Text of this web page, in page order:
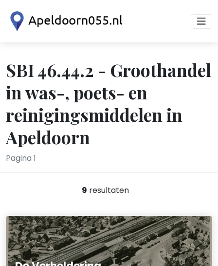
SBI 46.44.2 - Groothandel
in was-, poets- en
reinigingsmiddelen in
Apeldoorn
Pagina 1
9 resultaten